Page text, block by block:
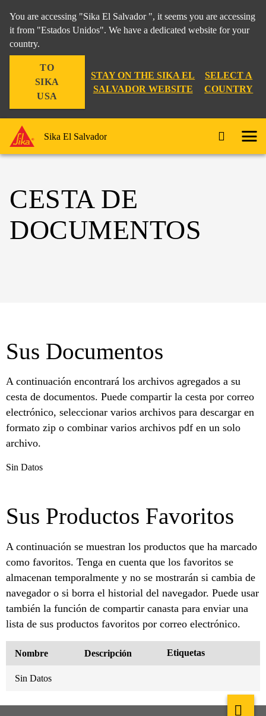
You are accessing "Sika El Salvador ", it seems you are accessing
it from "Estados Unidos". We have a dedicated website for your
country.
TO
SIKA
USA
STAY ON THE SIKA EL
SALVADOR WEBSITE
SELECT A
COUNTRY
Sika El Salvador
CESTA DE
DOCUMENTOS
Sus Documentos
A continuación encontrará los archivos agregados a su
cesta de documentos. Puede compartir la cesta por correo
electrónico, seleccionar varios archivos para descargar en
formato zip o combinar varios archivos pdf en un solo
archivo.
Sin Datos
Sus Productos Favoritos
A continuación se muestran los productos que ha marcado
como favoritos. Tenga en cuenta que los favoritos se
almacenan temporalmente y no se mostrarán si cambia de
navegador o si borra el historial del navegador. Puede usar
también la función de compartir canasta para enviar una
lista de sus productos favoritos por correo electrónico.
Nombre Descripción Etiquetas
Sin Datos